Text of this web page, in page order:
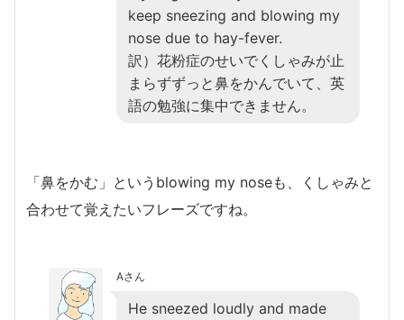
keep sneezing and blowing my
nose due to hay-fever.
訳）花粉症のせいでくしゃみが止
まらずずっと鼻をかんでいて、英
語の勉強に集中できません。
「鼻をかむ」というblowing my noseも、くしゃみと
合わせて覚えたいフレーズですね。
Aさん
He sneezed loudly and made